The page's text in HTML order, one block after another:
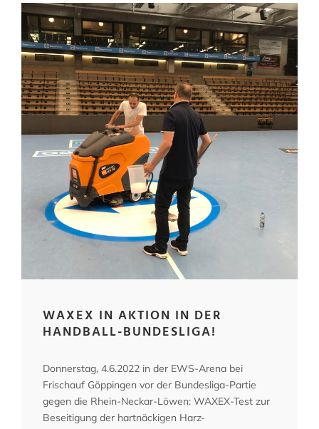
WAXEX IN AKTION IN DER
HANDBALL-BUNDESLIGA!
Donnerstag, 4.6.2022 in der EWS-Arena bei
Frischauf Göppingen vor der Bundesliga-Partie
gegen die Rhein-Neckar-Löwen: WAXEX-Test zur
Beseitigung der hartnäckigen Harz-